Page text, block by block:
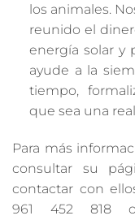
los animales.
reunido el
energía solar y
ayude a la
tiempo,
que sea una
Para más
consultar su
contactar con
961 452 818